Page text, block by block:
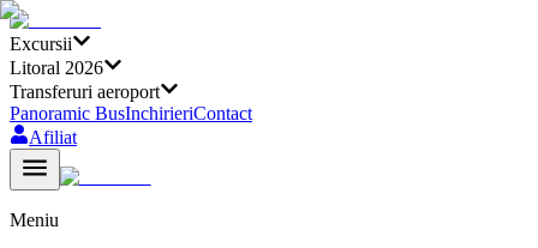
Excursii
Litoral 2026
Transferuri aeroport
Panoramic BusInchirieriContact
Afiliat
Meniu